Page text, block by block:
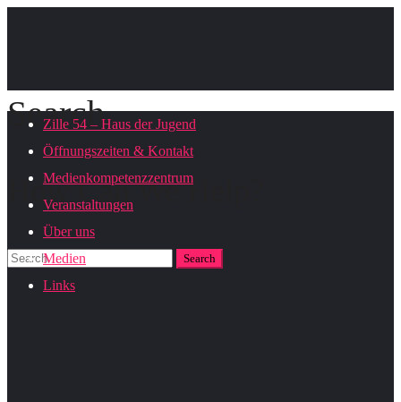
Search
How Can We Help?
Zille 54 – Haus der Jugend
Öffnungszeiten & Kontakt
Medienkompetenzzentrum
Veranstaltungen
Über uns
Medien
Links